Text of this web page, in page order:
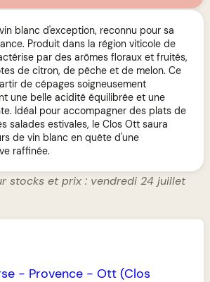
blanc d'exception, reconnu pour sa
Produit dans la région viticole de
par des arômes floraux et fruités,
de citron, de pêche et de melon. Ce
de cépages soigneusement
une belle acidité équilibrée et une
Idéal pour accompagner des plats de
salades estivales, le Clos Ott saura
de vin blanc en quête d'une
raffinée.
stocks et prix : vendredi 24 juillet
- Provence- Ott (Clos